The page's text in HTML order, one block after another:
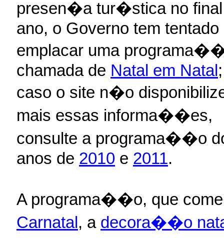
presen�a tur�stica no
ano, o Governo tem tentado
emplacar uma
chamada de Natal em Natal;
caso o site n�o
mais essas informa��es,
consulte a programa��o
anos de 2010 e 2011.
A programa��o, que
Carnatal, a decora��o